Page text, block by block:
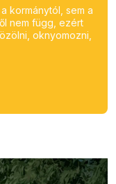
kormánytól, sem a
nem függ, ezért
oknyomozni,